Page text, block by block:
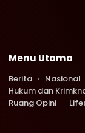
Menu Utama
Berita Nasional
Hukum dan
Ruang Opini